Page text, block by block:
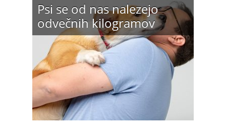
Psi se od nas nalezejo
odvečnih kilogramov